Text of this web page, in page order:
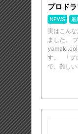
プロド
NEWS 最
実はこん
ました。
す。 「プ
で、難し